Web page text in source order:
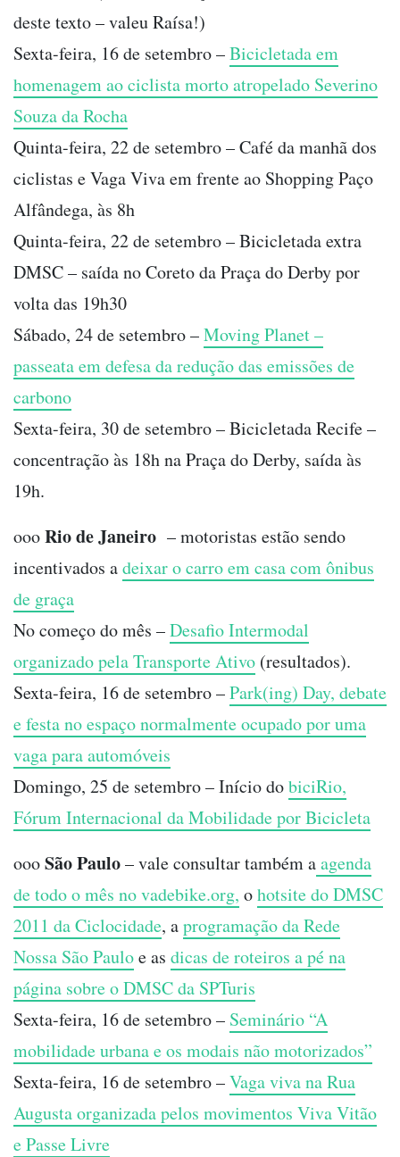
deste texto – valeu Raísa!)
Sexta-feira, 16 de setembro –Bicicletada em
homenagem ao ciclista morto atropelado Severino
Souza da Rocha
Quinta-feira, 22 de setembro – Café da manhã dos
ciclistas e Vaga Viva em frente ao Shopping Paço
Alfândega, às 8h
Quinta-feira, 22 de setembro – Bicicletada extra
DMSC – saída no Coreto da Praça do Derby por
volta das 19h30
Sábado, 24 de setembro –Moving Planet –
passeata em defesa da redução das emissões de
carbono
Sexta-feira, 30 de setembro – Bicicletada Recife –
concentração às 18h na Praça do Derby, saída às
19h.
oooRio de Janeiro – motoristas estão sendo
incentivados adeixar o carro em casa com ônibus
de graça
No começo do mês –Desafio Intermodal
organizado pela Transporte Ativo (resultados).
Sexta-feira, 16 de setembro –Park(ing) Day, debate
e festa no espaço normalmente ocupado por uma
vaga para automóveis
Domingo, 25 de setembro – Início dobiciRio,
Fórum Internacional da Mobilidade por Bicicleta
oooSão Paulo– vale consultar também aagenda
de todo o mês no vadebike.org, ohotsite do DMSC
2011 da Ciclocidade, aprogramação da Rede
Nossa São Pauloe as dicas de roteiros a pé na
página sobre o DMSC da SPTuris
Sexta-feira, 16 de setembro – Seminário “A
mobilidade urbana e os modais não motorizados”
Sexta-feira, 16 de setembro –Vaga viva na Rua
Augusta organizada pelos movimentos Viva Vitão
e Passe Livre